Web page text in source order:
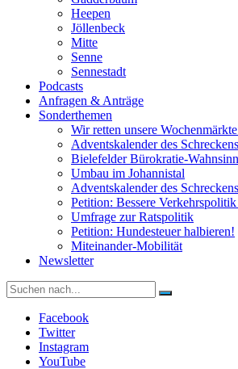
Heepen
Jöllenbeck
Mitte
Senne
Sennestadt
Podcasts
Anfragen & Anträge
Sonderthemen
Wir retten unsere
Adventskalender des
Bielefelder Bürokratie-Wahnsinn
Umbau im Johannistal
Adventskalender des
Petition: Bessere
Umfrage zur Ratspolitik
Petition: Hundesteuer halbieren!
Miteinander-Mobilität
Newsletter
Suche
nach:
Facebook
Twitter
Instagram
YouTube